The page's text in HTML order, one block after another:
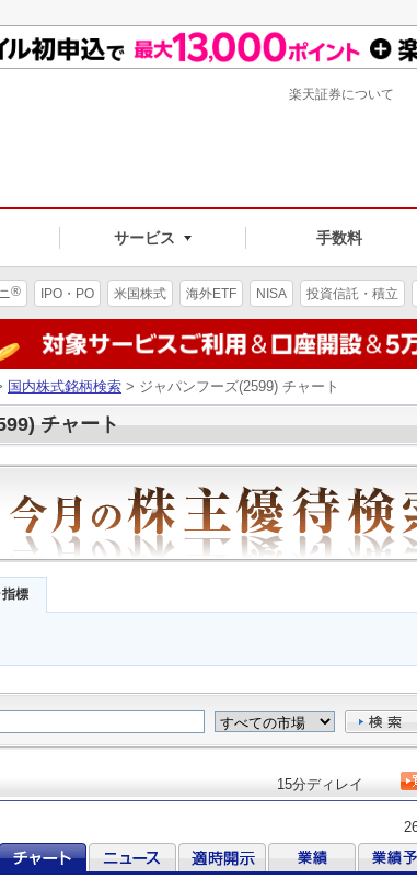
サービス 手数料
楽天証券について
® IPO・PO 米国株式 海外ETF NISA 投資信託・積立
国内株式銘柄検索 > ジャパンフーズ(2599) チャート
チャート
標